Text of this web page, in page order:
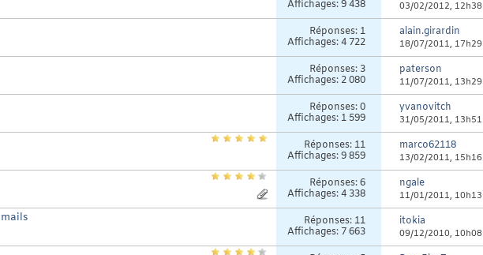
Affichages: 9 438
03/02/2012, 12h38
Réponses: 1
Affichages: 4 722
alain.girardin
18/07/2011, 17h29
Réponses: 3
Affichages: 2 080
paterson
11/07/2011, 13h29
Réponses:0
Affichages: 1 599
yvanovitch
31/05/2011, 13h51
Réponses: 11
Affichages: 9 859
marco62118
13/02/2011, 15h16
Réponses:6
Affichages: 4 338
ngale
11/01/2011, 10h13
Réponses: 11
Affichages: 7 663
itokia
09/12/2010, 10h08